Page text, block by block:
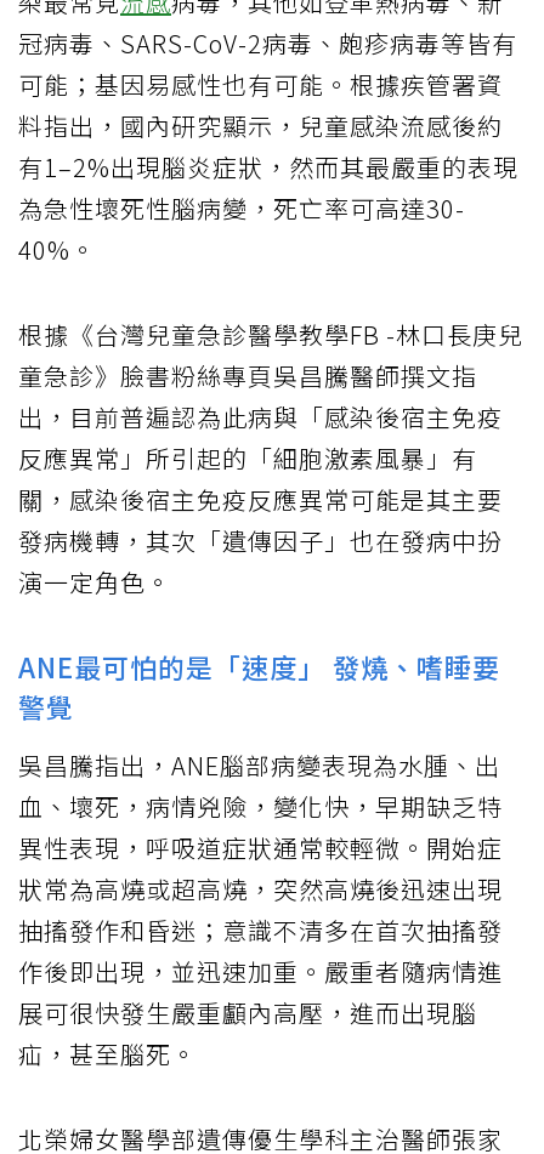
冠病毒、SARS-CoV-2病毒、皰疹病毒等皆有
可能；基因易感性也有可能。根據疾管署資
料指出，國內研究顯示，兒童感染流感後約
有1–2%出現腦炎症狀，然而其最嚴重的表現
為急性壞死性腦病變，死亡率可高達30-
40%。
根據《台灣兒童急診醫學教學FB -林口長庚兒
童急診》臉書粉絲專頁吳昌騰醫師撰文指
出，目前普遍認為此病與「感染後宿主免疫
反應異常」所引起的「細胞激素風暴」有
關，感染後宿主免疫反應異常可能是其主要
發病機轉，其次「遺傳因子」也在發病中扮
演一定角色。
ANE最可怕的是「速度」 發燒、嗜睡要
警覺
吳昌騰指出，ANE腦部病變表現為水腫、出
血、壞死，病情兇險，變化快，早期缺乏特
異性表現，呼吸道症狀通常較輕微。開始症
狀常為高燒或超高燒，突然高燒後迅速出現
抽搐發作和昏迷；意識不清多在首次抽搐發
作後即出現，並迅速加重。嚴重者隨病情進
展可很快發生嚴重顱內高壓，進而出現腦
疝，甚至腦死。
北榮婦女醫學部遺傳優生學科主治醫師張家